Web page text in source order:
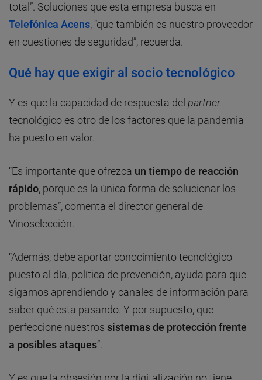
total”. Soluciones que esta empresa busca en
Telefónica Acens, “que también es nuestro proveedor
en cuestiones de seguridad”, recuerda.
Qué hay que exigir al socio tecnológico
Y es que la capacidad de respuesta del partner
tecnológico es otro de los factores que la pandemia
ha puesto en valor.
“Es importante que ofrezca un tiempo de reacción
rápido, porque es la única forma de solucionar los
problemas”, comenta el director general de
Vinoselección.
“Además, debe aportar conocimiento tecnológico
puesto al día, política de prevención, ayuda para que
sigamos aprendiendo y canales de información para
saber qué esta pasando. Y por supuesto, que
perfeccione nuestros sistemas de protección frente
a posibles ataques”.